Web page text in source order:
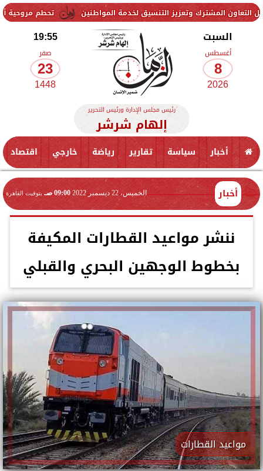
تحطم مروحية أثناء مكافحة حريق التنسيق لخدمة المواطنين
السبت
أغسطس
8
2026
19:55
صفر
23
1448
رئيس مجلس الإدارة ورئيس التحرير
إلهام شرشر
أخبار سياسة تقارير رياضة خارجي اقتصاد
أخبار الخميس، 22 ديسمبر 2022 09:00 صـ بتوقيت القاهرة
ننشر مواعيد القطارات المكيفة
بخطوط الوجهين البحري والقبلي
مواعيد القطارات